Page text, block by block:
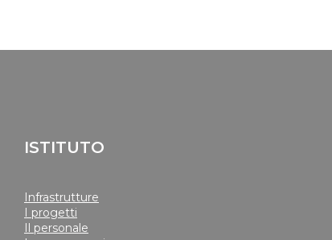
ISTITUTO
Infrastrutture
I progetti
Il personale